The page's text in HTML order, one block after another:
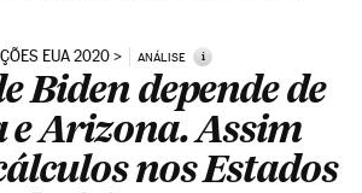
EUA 2020 ANÁLISE i
Biden depende de
e Arizona. Assim
nos Estados